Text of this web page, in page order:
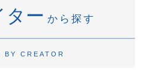
ター から探す
BY CREATOR